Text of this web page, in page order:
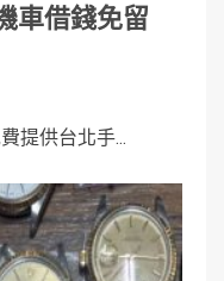
車借錢免留
提供台北手...